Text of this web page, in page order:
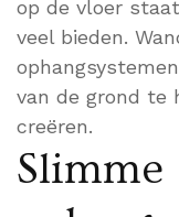
op de vloer
veel bieden.
van de grond te
creëren.
Slimme